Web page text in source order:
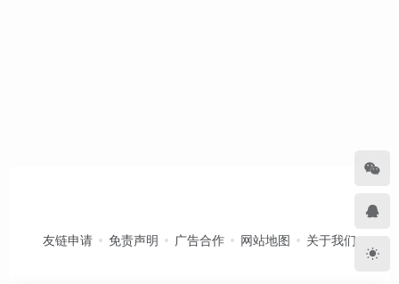
友链申请 免责声明 广告合作 网站地图 关于我们